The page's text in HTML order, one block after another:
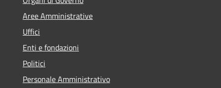
Aree Amministrative
Uffici
Enti e fondazioni
Politici
Personale Amministrativo